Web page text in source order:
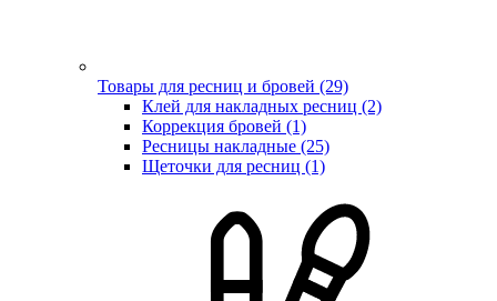
Товары для ресниц и бровей (29)
Клей для накладных ресниц (2)
Коррекция бровей (1)
Ресницы накладные (25)
Щеточки для ресниц (1)